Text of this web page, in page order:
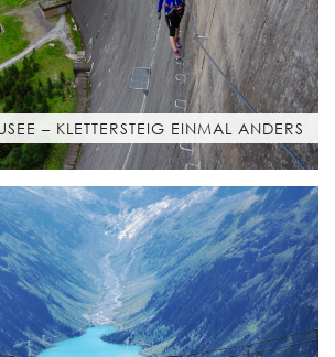
– KLETTERSTEIG EINMAL ANDERS